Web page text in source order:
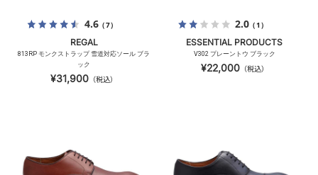
4.6（7）
REGAL
813RP モンクストラップ 雪道対応ソール ブラ
ック
¥31,900 （税込）
2.0（1）
ESSENTIAL PRODUCTS
V302 プレーントウ ブラック
¥22,000（税込）